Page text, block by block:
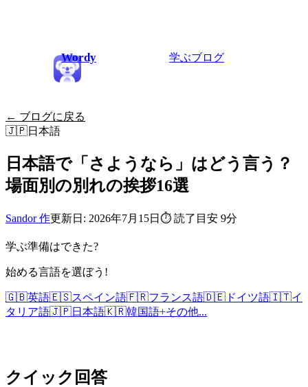
Wordy 学ぶブログ
← ブログに戻る
🇯🇵日本語
日本語で「さようなら」はどう言う？
場面別の別れの挨拶16選
Sandor 作更新日: 2026年7月15日 ⏱ 読了目安 9分
学ぶ準備はできた?
始める言語を選ぼう!
🇬🇧英語🇪🇸スペイン語🇫🇷フランス語🇩🇪 ドイツ語🇮🇹イ
タリア語🇯🇵日本語🇰🇷韓国語+その他...
クイック回答